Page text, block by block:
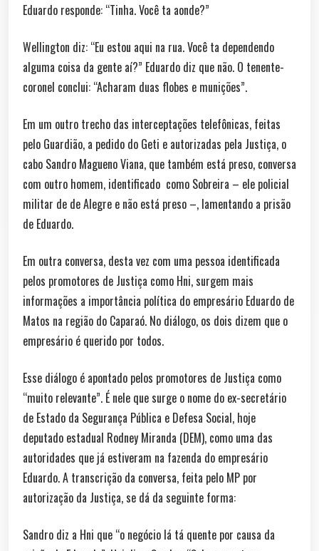
Eduardo responde: “Tinha. Você ta aonde?”
Wellington diz: “Eu estou aqui na rua. Você ta dependendo
alguma coisa da gente aí?” Eduardo diz que não. O tenente-
coronel conclui: “Acharam duas flobes e munições”.
Em um outro trecho das interceptações telefônicas, feitas
pelo Guardião, a pedido do Geti e autorizadas pela Justiça, o
cabo Sandro Magueno Viana, que também está preso, conversa
com outro homem, identificado como Sobreira – ele policial
militar de de Alegre e não está preso –, lamentando a prisão
de Eduardo.
Em outra conversa, desta vez com uma pessoa identificada
pelos promotores de Justiça como Hni, surgem mais
informações a importância política do empresário Eduardo de
Matos na região do Caparaó. No diálogo, os dois dizem que o
empresário é querido por todos.
Esse diálogo é apontado pelos promotores de Justiça como
“muito relevante”. É nele que surge o nome do ex-secretário
de Estado da Segurança Pública e Defesa Social, hoje
deputado estadual Rodney Miranda (DEM), como uma das
autoridades que já estiveram na fazenda do empresário
Eduardo. A transcrição da conversa, feita pelo MP por
autorização da Justiça, se dá da seguinte forma:
Sandro diz a Hni que “o negócio lá tá quente por causa da